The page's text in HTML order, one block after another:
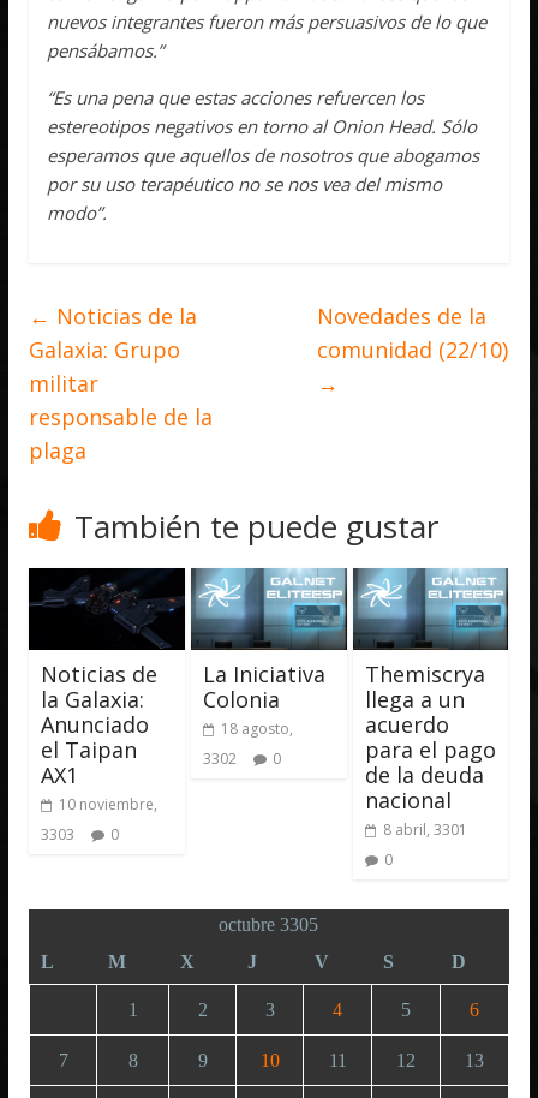
nuevos integrantes fueron más persuasivos de lo que
pensábamos.”
“Es una pena que estas acciones refuercen los
estereotipos negativos en torno al Onion Head. Sólo
esperamos que aquellos de nosotros que abogamos
por su uso terapéutico no se nos vea del mismo
modo”.
← Noticias de la
Galaxia: Grupo
militar
responsable de la
plaga
Novedades de la
comunidad (22/10)
→
También te puede gustar
Noticias de
la Galaxia:
Anunciado
el Taipan
AX1
10 noviembre,
3303
0
La Iniciativa
Colonia
18 agosto,
3302
0
Themiscrya
llega a un
acuerdo
para el pago
de la deuda
nacional
8 abril, 3301
0
octubre 3305
L
M X J V S D
1 2 3 4 5 6
7 8 9 10 11 12 13